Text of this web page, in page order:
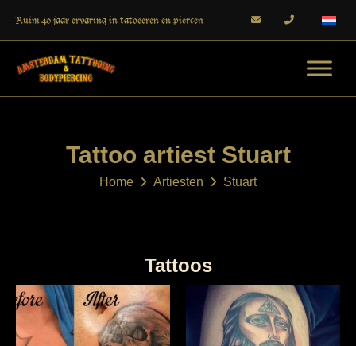
Ruim 40 jaar ervaring in tatoeëren en piercen
Tattoo artiest Stuart
Home Artiesten Stuart
Tattoos